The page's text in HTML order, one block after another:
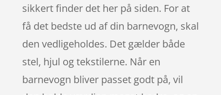
sikkert finder det her på siden. For at
få det bedste ud af din barnevogn, skal
den vedligeholdes. Det gælder både
stel, hjul og tekstilerne. Når en
barnevogn bliver passet godt på, vil